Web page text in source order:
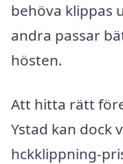
behöva klippas
andra passar
hösten.
Att hitta rätt
Ystad kan dock
hckklippning-